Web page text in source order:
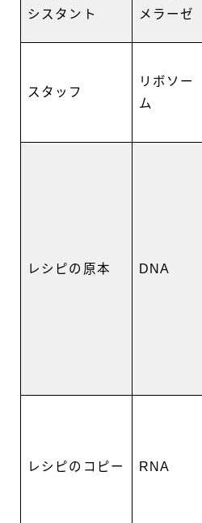
シスタント
メラーゼ
スタッフ
リボソー
ム
レシピの原本 DNA
レシピのコピー RNA